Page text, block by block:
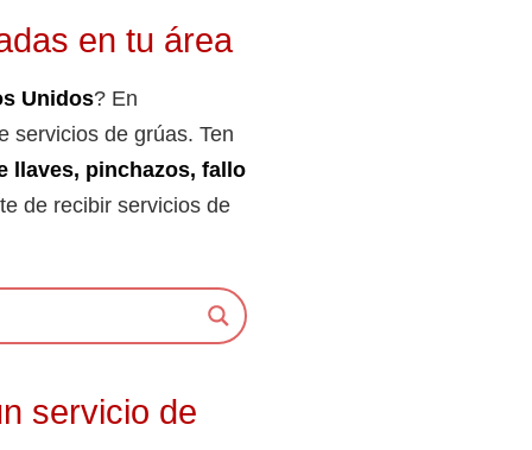
en tu área
Unidos? En
servicios de grúas. Ten
llaves, pinchazos, fallo
de recibir servicios de
servicio de